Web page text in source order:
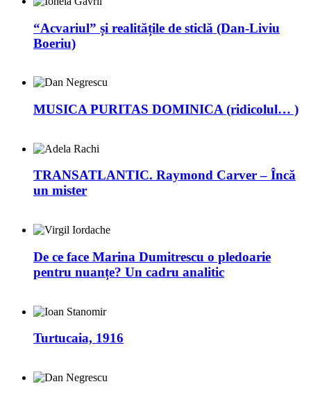
“Acvariul” și realitățile de sticlă (Dan-Liviu
Boeriu)
MUSICA PURITAS DOMINICA (ridicolul… )
TRANSATLANTIC. Raymond Carver – Încă
un mister
De ce face Marina Dumitrescu o pledoarie
pentru nuanțe? Un cadru analitic
Turtucaia, 1916